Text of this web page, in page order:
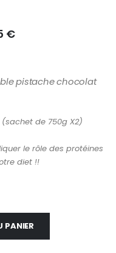
€
pistache chocolat
de 750g X2)
le rôle des protéines
diet !!
PANIER